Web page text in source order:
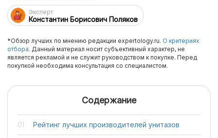
Эксперт
Константин Борисович Поляков
*Обзор лучших по мнению редакции expertology.ru. О критериях
отбора. Данный материал носит субъективный характер, не
является рекламой и не служит руководством к покупке. Перед
покупкой необходима консультация со специалистом.
Содержание
Рейтинг лучших производителей унитазов